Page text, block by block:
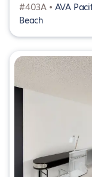
#403A • AVA
Beach